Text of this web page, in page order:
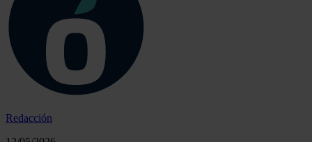
Redacción